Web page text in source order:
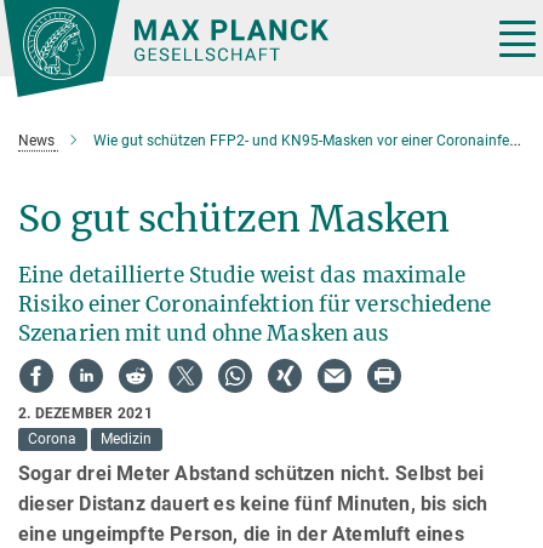
Hauptinhalt
News Wie gut schützen FFP2- und KN95-Masken vor einer Coronainfektion?
So gut schützen Masken
Eine detaillierte Studie weist das maximale
Risiko einer Coronainfektion für verschiedene
Szenarien mit und ohne Masken aus
2. DEZEMBER 2021
Corona
Medizin
Sogar drei Meter Abstand schützen nicht. Selbst bei
dieser Distanz dauert es keine fünf Minuten, bis sich
eine ungeimpfte Person, die in der Atemluft eines